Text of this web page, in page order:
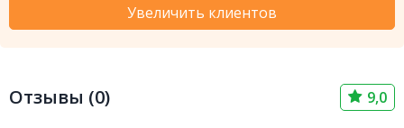
Увеличить клиентов
Отзывы (0) 9,0